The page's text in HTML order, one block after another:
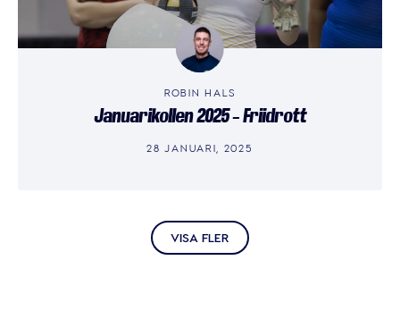
ROBIN HALS
Januarikollen 2025 – Friidrott
28 JANUARI, 2025
VISA FLER